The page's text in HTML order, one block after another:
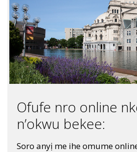
Ofufe nro online
n’okwu bekee:
Soro anyị me ihe omume